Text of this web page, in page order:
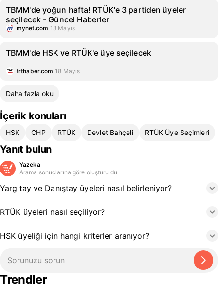
TBMM'de yoğun hafta! RTÜK'e 3 partiden üyeler
seçilecek - Güncel Haberler
mynet.com 18 Mayıs
TBMM'de HSK ve RTÜK'e üye seçilecek
trthaber.com 18 Mayıs
Daha fazla oku
İçerik konuları
HSK CHP RTÜK Devlet Bahçeli RTÜK Üye Seçimleri
Yanıt bulun
Yazeka
Arama sonuçlarına göre oluşturuldu
Yargıtay ve Danıştay üyeleri nasıl belirleniyor?
RTÜK üyeleri nasıl seçiliyor?
HSK üyeliği için hangi kriterler aranıyor?
Trendler